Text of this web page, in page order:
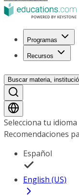
Programas
Recursos
Buscar materia,
Selecciona tu idioma
Recomendaciones
Español
English (US)